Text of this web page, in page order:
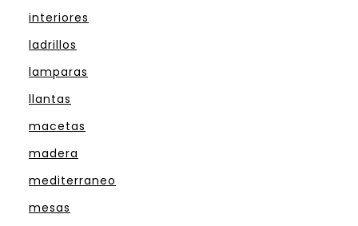
interiores
ladrillos
lamparas
llantas
macetas
madera
mediterraneo
mesas